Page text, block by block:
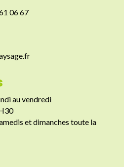
06 67
au vendredi
et dimanches toute la